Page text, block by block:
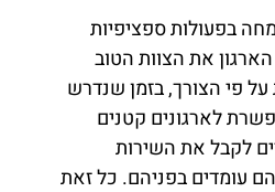
בפעולות ספציפיות
את הצוות הטוב
על פי הצורך, בזמן שנדרש
לארגונים קטנים
לקבל את השירות
עומדים בפניהם. כל זאת